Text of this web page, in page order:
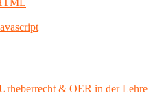
& OER in der Lehre